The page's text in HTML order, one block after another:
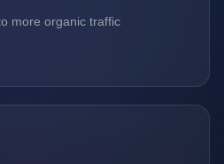
more organic traffic